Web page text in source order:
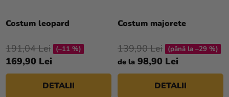
Costum leopard
169,90 Lei
191,04 Lei (–11 %)
DETALII
Costum majorete
de la 98,90 Lei
139,90 Lei (până la –29 %)
DETALII